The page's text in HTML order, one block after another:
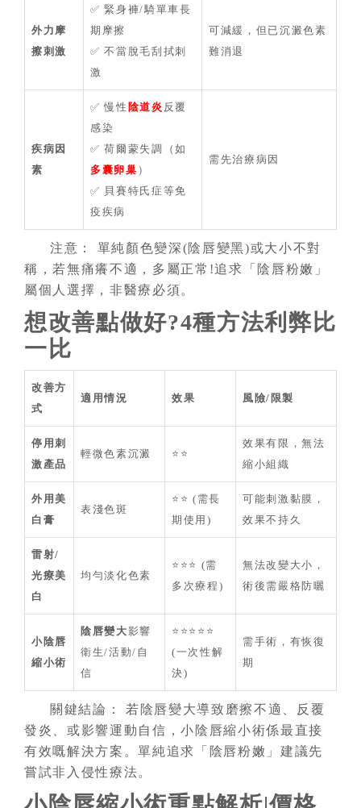
外力摩
擦刺激
✅ 緊身褲/騎單車長
期摩擦
✅ 不當脫毛刮拭刺
激
可減緩，但已沉澱色素
難消退
疾病因
素
✅ 慢性 陰道炎 反覆
感染
✅ 荷爾蒙失調（如
多囊卵巢 ）
✅ 貝賽特氏症等免
疫疾病
需先治療病因
注意： 單純顏色變深(陰唇變黑)或大小不對
稱，若無痛癢不適，多屬正常!追求「陰唇粉嫩」
屬個人選擇，非醫療必須。
想改善點做好?4種方法利弊比
一比
改善方
式
適用情況 效果 風險/限製
停用刺
激產品
輕微色素沉澱 ⭐⭐
效果有限，無法
縮小組織
外用美
白膏
表淺色斑
⭐⭐ (需長
期使用)
可能刺激黏膜，
效果不持久
雷射/
光療美
白
均勻淡化色素
⭐⭐⭐ (需
多次療程)
無法改變大小，
術後需嚴格防曬
小陰唇
縮小術
陰唇變大影響
衛生/活動/自
信
⭐⭐⭐⭐⭐
(一次性解
決)
需手術，有恢復
期
關鍵結論： 若陰唇變大導致磨擦不適、反覆
發炎、或影響運動自信，小陰唇縮小術係最直接
有效嘅解決方案。單純追求「陰唇粉嫩」建議先
嘗試非入侵性療法。